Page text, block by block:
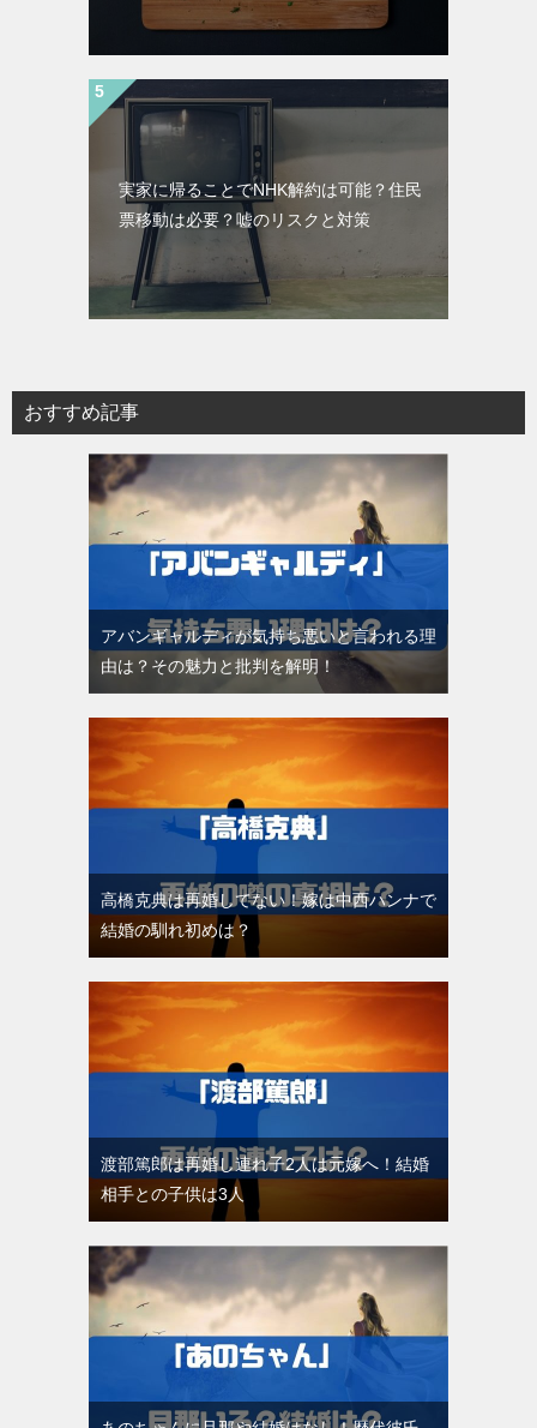
実家に帰ることでNHK解約は可能？住民
票移動は必要？嘘のリスクと対策
おすすめ記事
アバンギャルディが気持ち悪いと言われる理
由は？その魅力と批判を解明！
高橋克典は再婚してない！嫁は中西ハンナで
結婚の馴れ初めは？
渡部篤郎は再婚し連れ子2人は元嫁へ！結婚
相手との子供は3人